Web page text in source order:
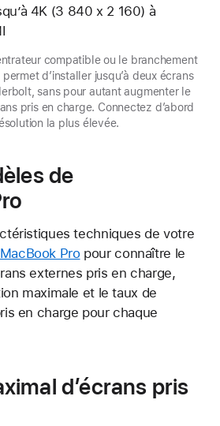
4K (3 840 x 2 160) à
compatible ou le branchement
d’installer jusqu’à deux écrans
sans pour autant augmenter le
pris en charge. Connectez d’abord
la plus élevée.
de
techniques de votre
Propour connaître le
externes pris en charge,
maximale et le taux de
en charge pour chaque
d’écrans pris